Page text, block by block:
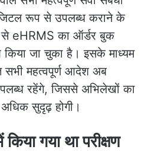
रूप से उपलब्ध कराने के
से eHRMS का ऑर्डर बुक
किया जा चुका है। इसके माध्यम
सभी महत्वपूर्ण आदेश अब
रहेंगे, जिससे अभिलेखों का
सुदृढ़ होगी।
गया था परीक्षण